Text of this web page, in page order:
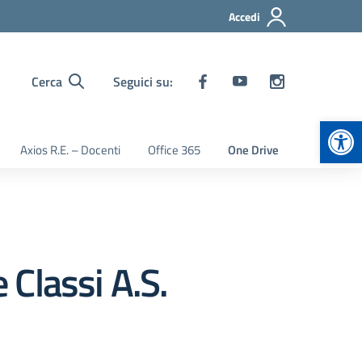
Accedi
Cerca Seguici su:
Axios R.E. – Docenti Office 365 One Drive
A.S.